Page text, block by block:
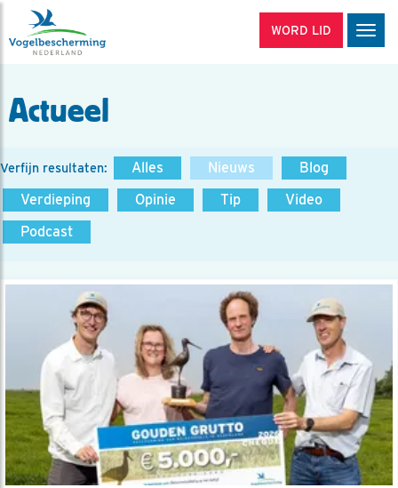
WORD LID
Actueel
Verfijn resultaten: Alles Nieuws
Blog
Verdieping
Opinie Tip
Video
Podcast